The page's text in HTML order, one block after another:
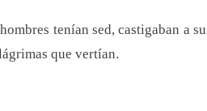
tenían sed, castigaban a
que vertían.